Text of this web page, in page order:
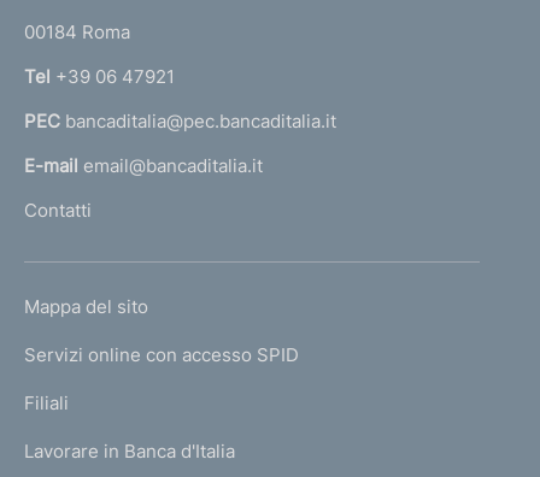
r
n
a
l
'
m
e
a
g
00184 Roma
Tel +39 06 47921
PEC bancaditalia@pec.bancaditalia.it
E-mail email@bancaditalia.it
Contatti
L
N
K
T
Mappa del sito
Servizi online con accesso SPID
Filiali
Lavorare in Banca d'Italia